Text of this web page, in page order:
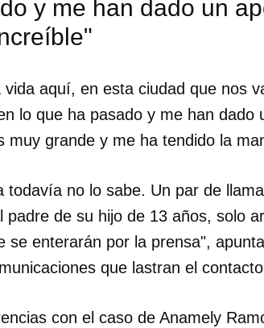
guardar como favorito, primero has de iniciar
y me han dado un
aquí, en esta ciudad que nos
lo que ha pasado y me han dado
muy grande y me ha tendido la
todavía no lo sabe. Un par de
padre de su hijo de 13 años, solo
se enterarán por la prensa",
que lastran el
con el caso de Anamely